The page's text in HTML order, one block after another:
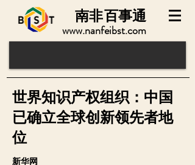
www.nanfeibst.com
百事通
南非
新华网
世界知识产权组织：中国
已确立全球创新领先者地
位